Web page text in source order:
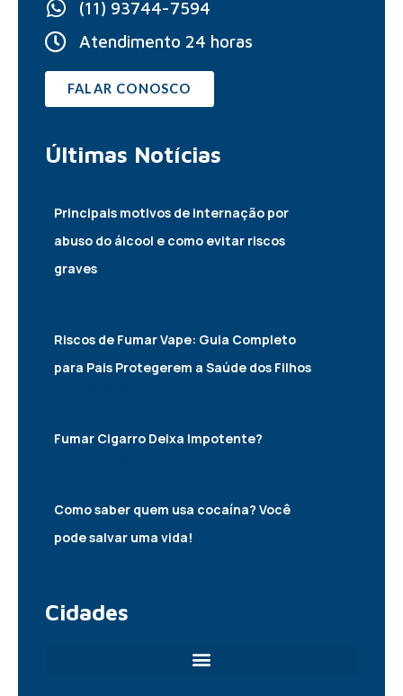
(11) 93744-7594
Atendimento 24 horas
FALAR CONOSCO
Últimas Notícias
Principais motivos de internação por
abuso do álcool e como evitar riscos
graves
Riscos de Fumar Vape: Guia Completo
para Pais Protegerem a Saúde dos Filhos
Fumar Cigarro Deixa Impotente?
Como saber quem usa cocaína? Você
pode salvar uma vida!
Cidades